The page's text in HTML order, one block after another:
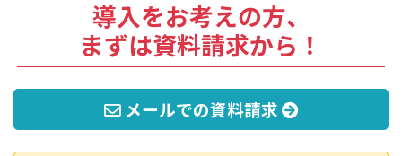
導入をお考えの方、
まずは資料請求から！
メールでの資料請求